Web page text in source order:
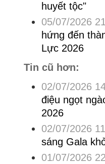
huyết tộc"
05/07/2026
hứng đến
Lực 2026
Tin cũ hơn:
02/07/2026
điệu ngọt
2026
02/07/2026
sáng Gala
01/07/2026